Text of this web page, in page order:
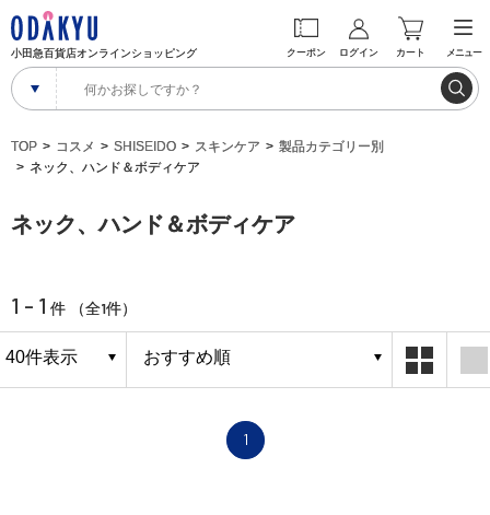
小田急百貨店オンラインショッピング クーポン ログイン カート メニュー
TOP コスメ SHISEIDO スキンケア
製品カテゴリー別
ネック、ハンド＆ボディケア
ネック、ハンド＆ボディケア
1 - 1 件 （全1件）
1